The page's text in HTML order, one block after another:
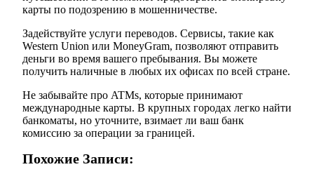
карты по подозрению в мошенничестве.
Задействуйте услуги переводов. Сервисы, такие как
Western Union или MoneyGram, позволяют отправить
деньги во время вашего пребывания. Вы можете
получить наличные в любых их офисах по всей стране.
Не забывайте про ATMs, которые принимают
международные карты. В крупных городах легко найти
банкоматы, но уточните, взимает ли ваш банк
комиссию за операции за границей.
Похожие Записи: